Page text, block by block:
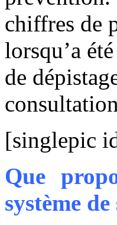
chiffres de
lorsqu’a
de
[singlepic
Que
système de